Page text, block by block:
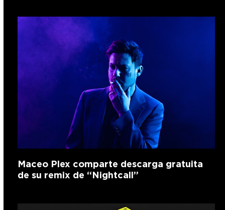
Maceo Plex comparte descarga gratuita
de su remix de “Nightcall”